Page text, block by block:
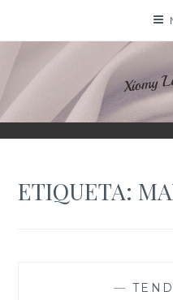
contenido
XIOMY
ETIQUETA:
—